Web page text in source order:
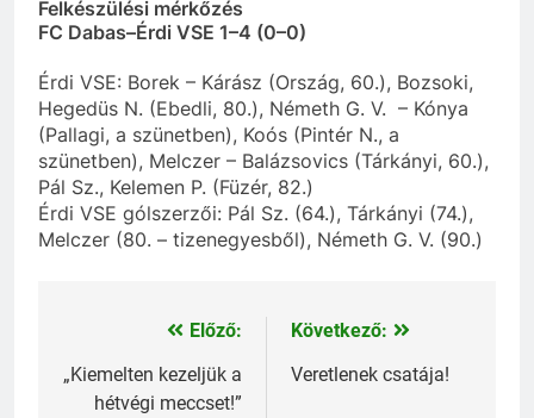
Felkészülési mérkőzés
FC Dabas–Érdi VSE 1–4 (0–0)
Érdi VSE: Borek – Kárász (Ország, 60.), Bozsoki,
Hegedüs N. (Ebedli, 80.), Németh G. V. – Kónya
(Pallagi, a szünetben), Koós (Pintér N., a
szünetben), Melczer – Balázsovics (Tárkányi, 60.),
Pál Sz., Kelemen P. (Füzér, 82.)
Érdi VSE gólszerzői: Pál Sz. (64.), Tárkányi (74.),
Melczer (80. – tizenegyesből), Németh G. V. (90.)
Bejegyzés
navigáció
Előző:
„Kiemelten kezeljük a
hétvégi meccset!”
Következő:
Veretlenek csatája!